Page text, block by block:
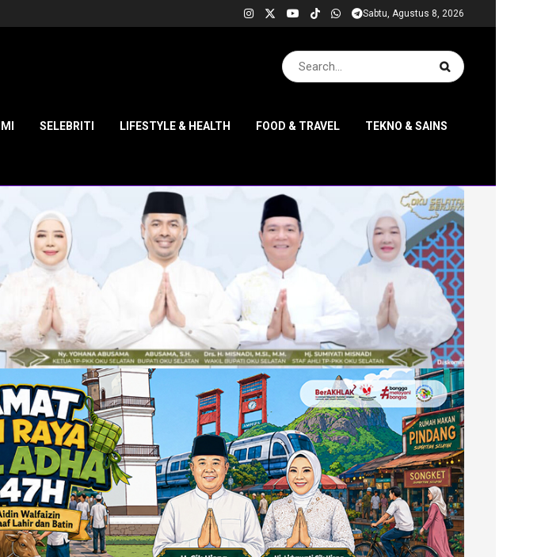
Sabtu, Agustus 8, 2026
SELEBRITI LIFESTYLE & HEALTH FOOD & TRAVEL TEKNO & SAINS